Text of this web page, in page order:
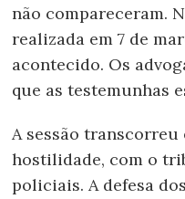
não compareceram.
realizada em 7 de
acontecido. Os
que as testemunhas
A sessão
hostilidade, com o
policiais. A defesa